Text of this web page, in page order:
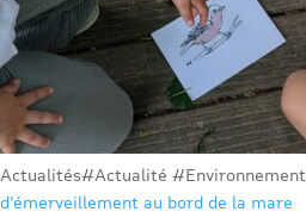
Actualités#Actualité #Environnement
d’émerveillement au bord de la mare